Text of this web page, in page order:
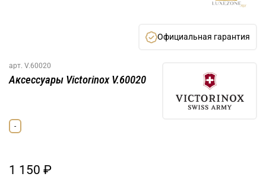
Официальная гарантия
арт. V.60020
Аксессуары Victorinox V.60020
-
1 150 ₽